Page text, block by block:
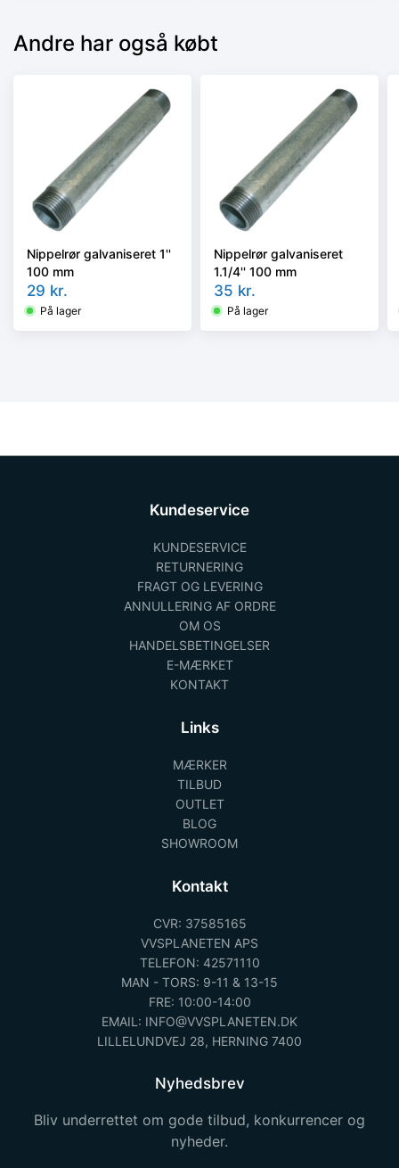
Andre har også købt
Nippelrør galvaniseret 1''
100 mm
29 kr.
På lager
Nippelrør galvaniseret
1.1/4'' 100 mm
35 kr.
På lager
Kundeservice
KUNDESERVICE
RETURNERING
FRAGT OG LEVERING
ANNULLERING AF ORDRE
OM OS
HANDELSBETINGELSER
E-MÆRKET
KONTAKT
Links
MÆRKER
TILBUD
OUTLET
BLOG
SHOWROOM
Kontakt
CVR: 37585165
VVSPLANETEN APS
TELEFON: 42571110
MAN - TORS: 9-11 & 13-15
FRE: 10:00-14:00
EMAIL: INFO@VVSPLANETEN.DK
LILLELUNDVEJ 28, HERNING 7400
Nyhedsbrev
Bliv underrettet om gode tilbud, konkurrencer og
nyheder.